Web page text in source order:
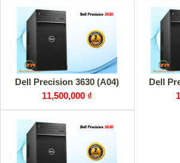
Dell Precision 3630 (A04)
11,500,000 ₫
Dell